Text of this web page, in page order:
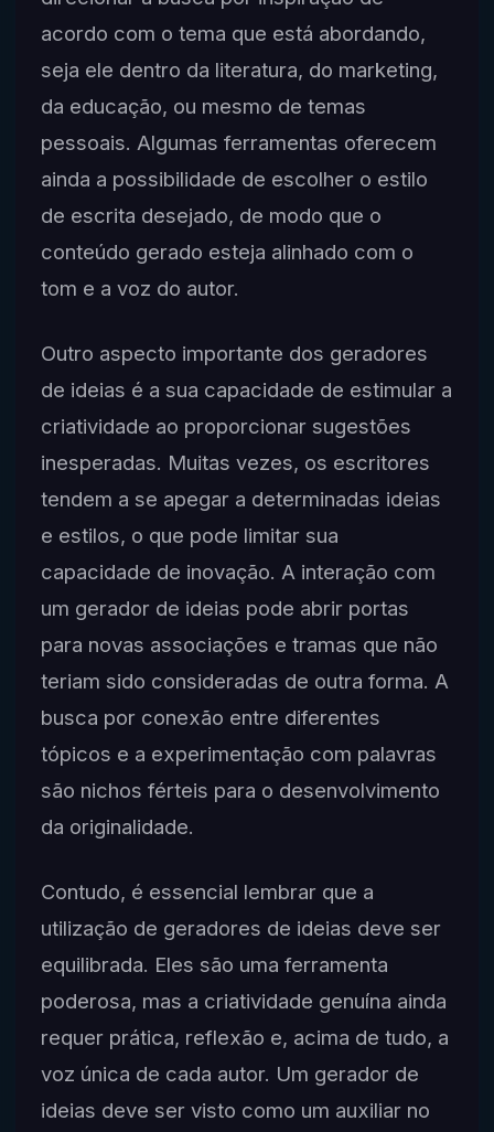
acordo com o tema que está abordando,
seja ele dentro da literatura, do marketing,
da educação, ou mesmo de temas
pessoais. Algumas ferramentas oferecem
ainda a possibilidade de escolher o estilo
de escrita desejado, de modo que o
conteúdo gerado esteja alinhado com o
tom e a voz do autor.
Outro aspecto importante dos geradores
de ideias é a sua capacidade de estimular a
criatividade ao proporcionar sugestões
inesperadas. Muitas vezes, os escritores
tendem a se apegar a determinadas ideias
e estilos, o que pode limitar sua
capacidade de inovação. A interação com
um gerador de ideias pode abrir portas
para novas associações e tramas que não
teriam sido consideradas de outra forma. A
busca por conexão entre diferentes
tópicos e a experimentação com palavras
são nichos férteis para o desenvolvimento
da originalidade.
Contudo, é essencial lembrar que a
utilização de geradores de ideias deve ser
equilibrada. Eles são uma ferramenta
poderosa, mas a criatividade genuína ainda
requer prática, reflexão e, acima de tudo, a
voz única de cada autor. Um gerador de
ideias deve ser visto como um auxiliar no